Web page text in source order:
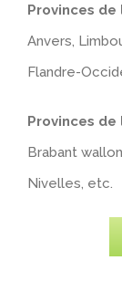
Provinces de
Anvers,
Flandre-
Provinces de
Brabant
Nivelles, etc.